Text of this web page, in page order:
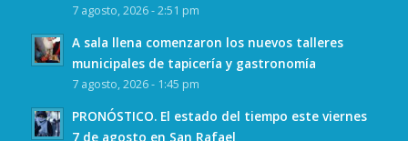
7 agosto, 2026 - 2:51 pm
A sala llena comenzaron los nuevos talleres
municipales de tapicería y gastronomía
7 agosto, 2026 - 1:45 pm
PRONÓSTICO. El estado del tiempo este viernes
7 de agosto en San Rafael